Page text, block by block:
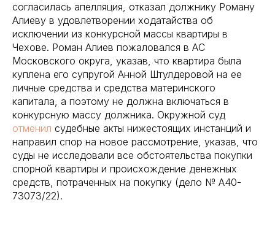
согласилась апелляция, отказал должнику Роману
Алиеву в удовлетворении ходатайства об
исключении из конкурсной массы квартиры в
Чехове. Роман Алиев пожаловался в АС
Московского округа, указав, что квартира была
куплена его супругой Анной Штулдеровой на ее
личные средства и средства материнского
капитала, а поэтому не должна включаться в
конкурсную массу должника. Окружной суд
отменил судебные акты нижестоящих инстанций и
направил спор на новое рассмотрение, указав, что
суды не исследовали все обстоятельства покупки
спорной квартиры и происхождение денежных
средств, потраченных на покупку (дело № А40-
73073/22).